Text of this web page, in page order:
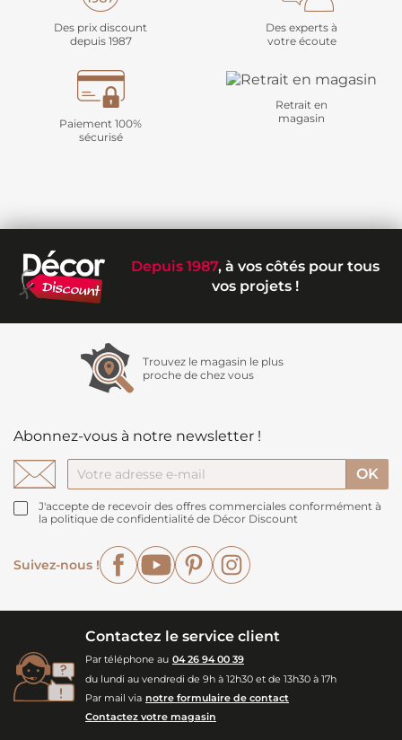
Des prix discount
depuis 1987
Des experts à
votre écoute
Paiement 100%
sécurisé
Retrait en
magasin
Depuis 1987, à vos côtés pour tous
vos projets !
Trouvez le magasin le plus
proche de chez vous
Abonnez-vous à notre newsletter !
J'accepte de recevoir des offres commerciales conformément à
la politique de confidentialité de Décor Discount
Suivez-nous !
FacebookYouTubePinterest
Contactez le service client
Par téléphone au 04 26 94 00 39
du lundi au vendredi de 9h à 12h30 et de 13h30 à 17h
Par mail via notre formulaire de contact
Contactez votre magasin